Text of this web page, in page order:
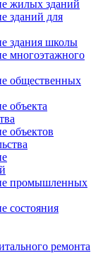
жилых зданий
зданий для
здания школы
многоэтажного
общественных
объекта
объектов
промышленных
состояния
ремонта